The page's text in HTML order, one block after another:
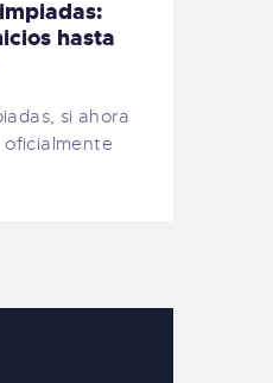
hasta
si ahora
oficialmente